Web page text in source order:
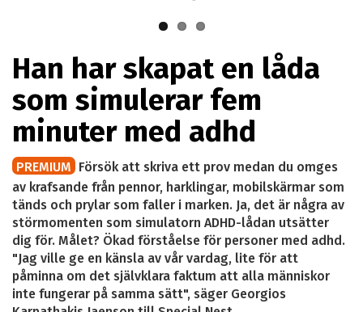
Han har skapat en låda
som simulerar fem
minuter med adhd
PREMIUM Försök att skriva ett prov medan du omges
av krafsande från pennor, harklingar, mobilskärmar som
tänds och prylar som faller i marken. Ja, det är några av
störmomenten som simulatorn ADHD-lådan utsätter
dig för. Målet? Ökad förståelse för personer med adhd.
"Jag ville ge en känsla av vår vardag, lite för att
påminna om det självklara faktum att alla människor
inte fungerar på samma sätt", säger Georgios